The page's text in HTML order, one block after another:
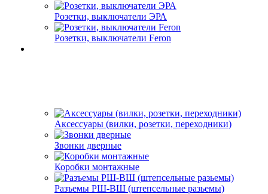
Розетки, выключатели ЭРА
Розетки, выключатели Feron
Аксессуары (вилки, розетки, переходники)
Звонки дверные
Коробки монтажные
Разъемы РШ-ВШ (штепсельные разьемы)